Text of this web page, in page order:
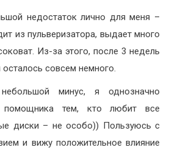
недостаток лично для меня –
из пульверизатора, выдает много
Из-за этого, после 3 недель
совсем немного.
минус, я однозначно
помощника тем, кто любит все
диски – не особо)) Пользуюсь с
и вижу положительное влияние